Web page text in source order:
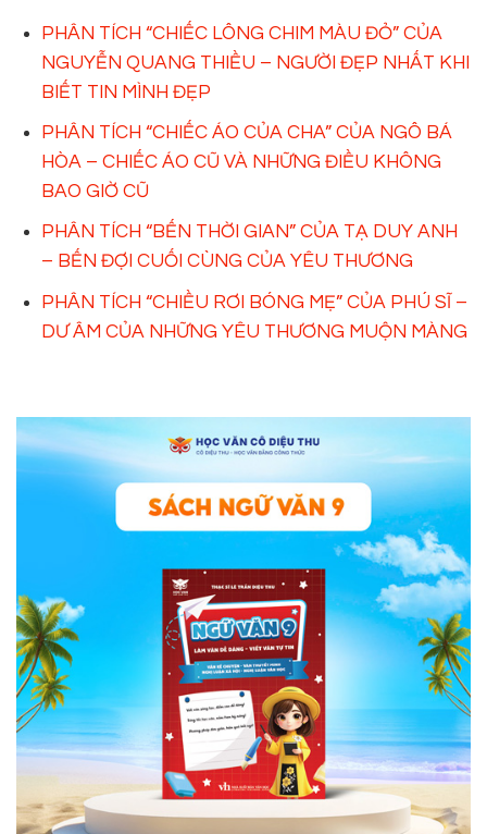
PHÂN TÍCH “CHIẾC LÔNG CHIM MÀU ĐỎ” CỦA
NGUYỄN QUANG THIỀU – NGƯỜI ĐẸP NHẤT KHI
BIẾT TIN MÌNH ĐẸP
PHÂN TÍCH “CHIẾC ÁO CỦA CHA” CỦA NGÔ BÁ
HÒA – CHIẾC ÁO CŨ VÀ NHỮNG ĐIỀU KHÔNG
BAO GIỜ CŨ
PHÂN TÍCH “BẾN THỜI GIAN” CỦA TẠ DUY ANH
– BẾN ĐỢI CUỐI CÙNG CỦA YÊU THƯƠNG
PHÂN TÍCH “CHIỀU RƠI BÓNG MẸ” CỦA PHÚ SĨ –
DƯ ÂM CỦA NHỮNG YÊU THƯƠNG MUỘN MÀNG